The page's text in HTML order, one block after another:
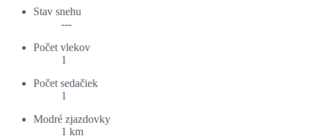
Stav snehu
---
Počet vlekov
1
Počet sedačiek
1
Modré zjazdovky
1 km